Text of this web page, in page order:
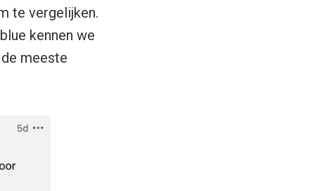
te vergelijken.
kennen we
meeste